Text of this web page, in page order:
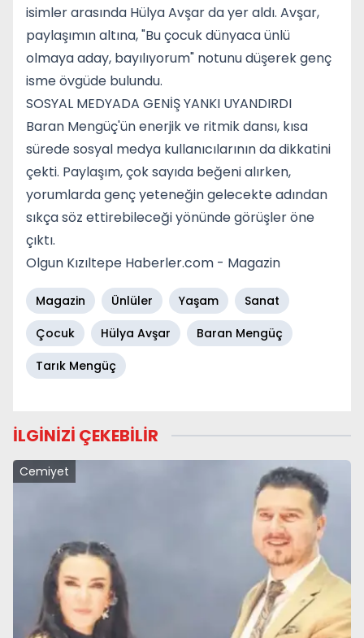
isimler arasında Hülya Avşar da yer aldı. Avşar,
paylaşımın altına, "Bu çocuk dünyaca ünlü
olmaya aday, bayılıyorum" notunu düşerek genç
isme övgüde bulundu.
SOSYAL MEDYADA GENİŞ YANKI UYANDIRDI
Baran Mengüç'ün enerjik ve ritmik dansı, kısa
sürede sosyal medya kullanıcılarının da dikkatini
çekti. Paylaşım, çok sayıda beğeni alırken,
yorumlarda genç yeteneğin gelecekte adından
sıkça söz ettirebileceği yönünde görüşler öne
çıktı.
Olgun Kızıltepe Haberler.com - Magazin
Magazin Ünlüler Yaşam
Sanat
Çocuk
Hülya Avşar
Baran Mengüç
Tarık Mengüç
İLGİNİZİ ÇEKEBİLİR
Cemiyet